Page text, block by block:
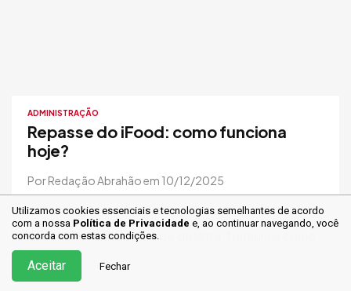
ADMINISTRAÇÃO
Repasse do iFood: como funciona
hoje?
Por Redação Abrahão em 10/12/2025
Utilizamos cookies essenciais e tecnologias semelhantes de acordo
com a nossa Política de Privacidade e, ao continuarnavegando, você
concorda com estas condições.
Aceitar Fechar